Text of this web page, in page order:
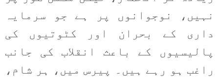
نہیں، نوجوانوں پر ہے جو سرمایہ
داری کے بحران اور کٹوتیوں کی
پالیسیوں کے باعث انقلاب کی جانب
راغب ہو رہے ہیں۔ پیرس میں، ہر شام،